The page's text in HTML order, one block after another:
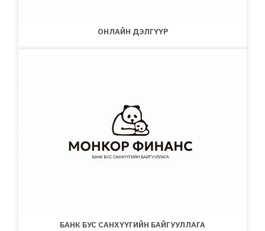
ОНЛАЙН ДЭЛГҮҮР
БАНК БУС САНХҮҮГИЙН БАЙГУУЛЛАГА